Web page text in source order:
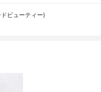
ビューティー)